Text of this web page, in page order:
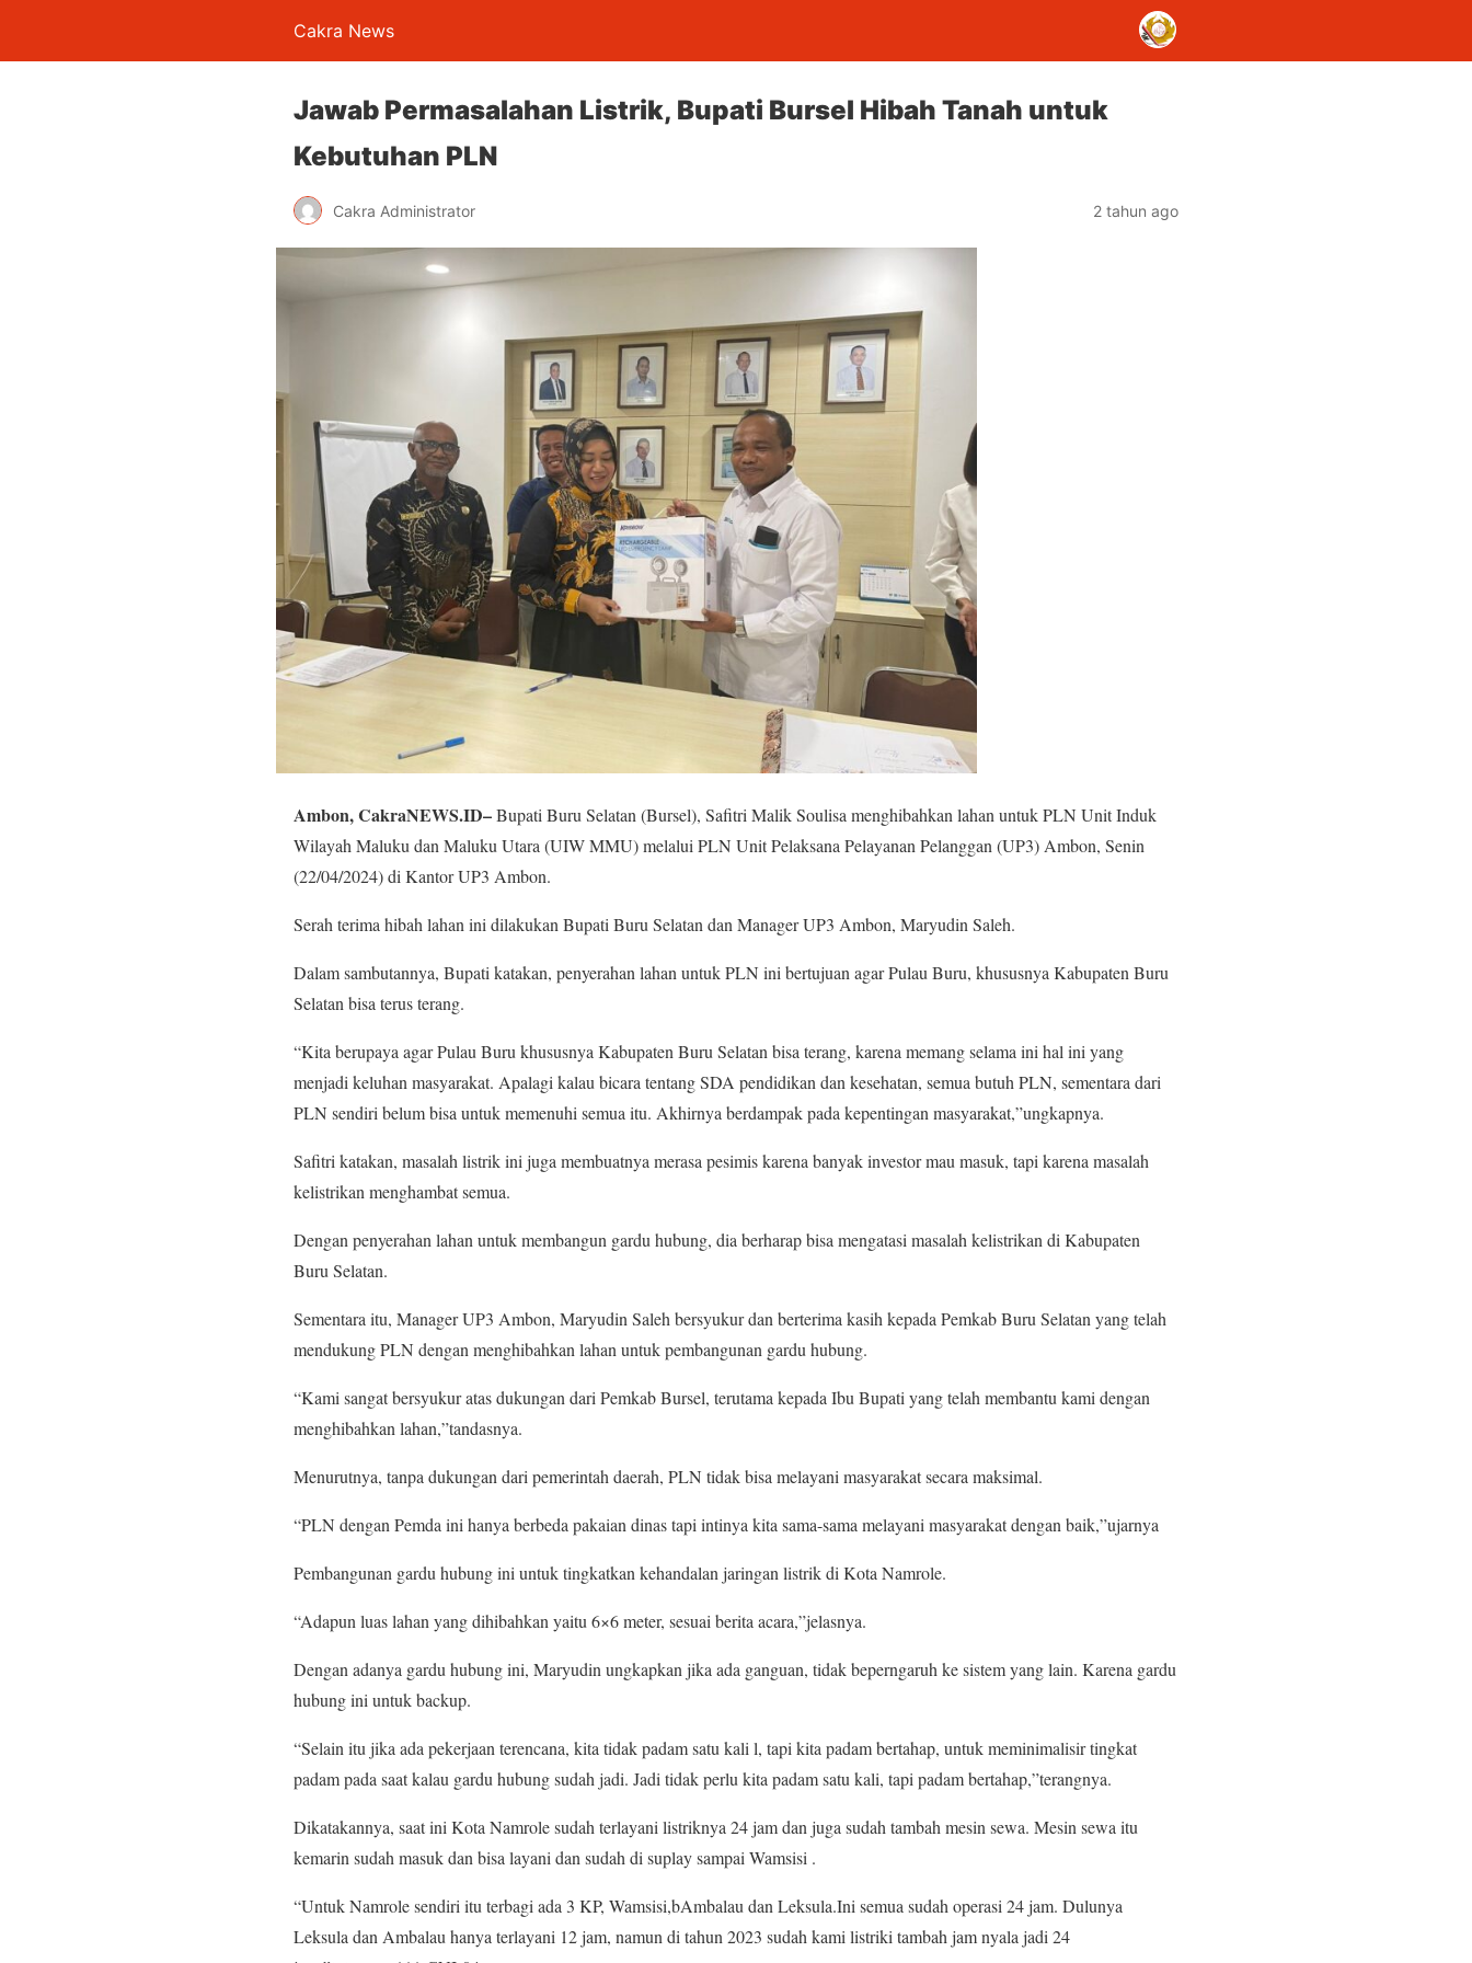
Cakra News
Jawab Permasalahan Listrik, Bupati Bursel Hibah Tanah untuk
Kebutuhan PLN
Cakra Administrator 2 tahun ago
Ambon, CakraNEWS.ID–Bupati Buru Selatan (Bursel), Safitri Malik Soulisa menghibahkan lahan untuk PLN Unit Induk
Wilayah Maluku dan Maluku Utara (UIW MMU) melalui PLN Unit Pelaksana Pelayanan Pelanggan (UP3) Ambon, Senin
(22/04/2024) di Kantor UP3 Ambon.
Serah terima hibah lahan ini dilakukan Bupati Buru Selatan dan Manager UP3 Ambon, Maryudin Saleh.
Dalam sambutannya, Bupati katakan, penyerahan lahan untuk PLN ini bertujuan agar Pulau Buru, khususnya Kabupaten Buru
Selatan bisa terus terang.
“Kita berupaya agar Pulau Buru khususnya Kabupaten Buru Selatan bisa terang, karena memang selama ini hal ini yang
menjadi keluhan masyarakat. Apalagi kalau bicara tentang SDA pendidikan dan kesehatan, semua butuh PLN, sementara dari
PLN sendiri belum bisa untuk memenuhi semua itu. Akhirnya berdampak pada kepentingan masyarakat,”ungkapnya.
Safitri katakan, masalah listrik ini juga membuatnya merasa pesimis karena banyak investor mau masuk, tapi karena masalah
kelistrikan menghambat semua.
Dengan penyerahan lahan untuk membangun gardu hubung, dia berharap bisa mengatasi masalah kelistrikan di Kabupaten
Buru Selatan.
Sementara itu, Manager UP3 Ambon, Maryudin Saleh bersyukur dan berterima kasih kepada Pemkab Buru Selatan yang telah
mendukung PLN dengan menghibahkan lahan untuk pembangunan gardu hubung.
“Kami sangat bersyukur atas dukungan dari Pemkab Bursel, terutama kepada Ibu Bupati yang telah membantu kami dengan
menghibahkan lahan,”tandasnya.
Menurutnya, tanpa dukungan dari pemerintah daerah, PLN tidak bisa melayani masyarakat secara maksimal.
“PLN dengan Pemda ini hanya berbeda pakaian dinas tapi intinya kita sama-sama melayani masyarakat dengan baik,”ujarnya
Pembangunan gardu hubung ini untuk tingkatkan kehandalan jaringan listrik di Kota Namrole.
“Adapun luas lahan yang dihibahkan yaitu 6×6 meter, sesuai berita acara,”jelasnya.
Dengan adanya gardu hubung ini, Maryudin ungkapkan jika ada ganguan, tidak beperngaruh ke sistem yang lain. Karena gardu
hubung ini untuk backup.
“Selain itu jika ada pekerjaan terencana, kita tidak padam satu kali l, tapi kita padam bertahap, untuk meminimalisir tingkat
padam pada saat kalau gardu hubung sudah jadi. Jadi tidak perlu kita padam satu kali, tapi padam bertahap,”terangnya.
Dikatakannya, saat ini Kota Namrole sudah terlayani listriknya 24 jam dan juga sudah tambah mesin sewa. Mesin sewa itu
kemarin sudah masuk dan bisa layani dan sudah di suplay sampai Wamsisi .
“Untuk Namrole sendiri itu terbagi ada 3 KP, Wamsisi,bAmbalau dan Leksula.Ini semua sudah operasi 24 jam. Dulunya
Leksula dan Ambalau hanya terlayani 12 jam, namun di tahun 2023 sudah kami listriki tambah jam nyala jadi 24